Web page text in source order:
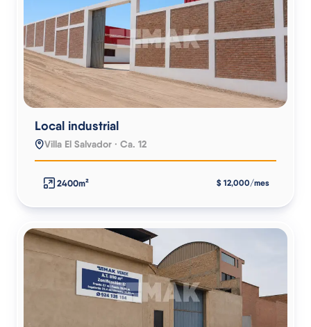
Local industrial
Villa El Salvador · Ca. 12
2400m² $ 12,000/mes